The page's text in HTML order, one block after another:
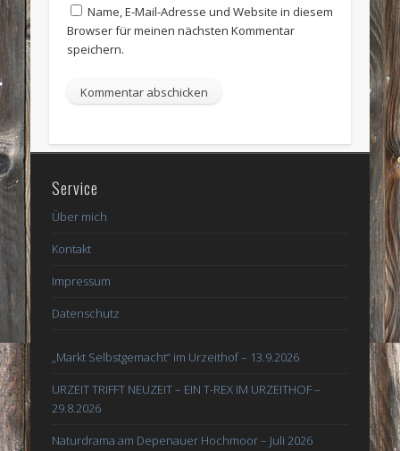
Name, E-Mail-Adresse und Website in diesem
Browser für meinen nächsten Kommentar
speichern.
Service
Über mich
Kontakt
Impressum
Datenschutz
„Markt Selbstgemacht“ im Urzeithof – 13.9.2026
URZEIT TRIFFT NEUZEIT – EIN T-REX IM URZEITHOF –
29.8.2026
Naturdrama am Depenauer Hochmoor – Juli 2026